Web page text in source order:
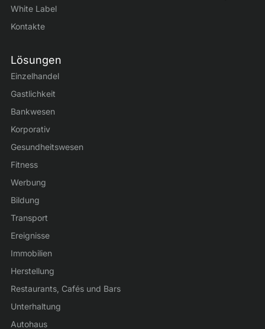
White Label
Kontakte
Lösungen
Einzelhandel
Gastlichkeit
Bankwesen
Korporativ
Gesundheitswesen
Fitness
Werbung
Bildung
Transport
Ereignisse
Immobilien
Herstellung
Restaurants, Cafés und Bars
Unterhaltung
Autohaus